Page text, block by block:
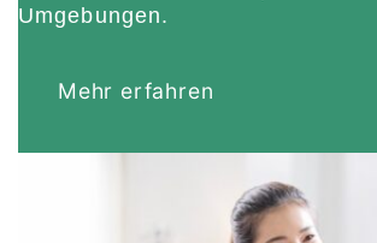
Umgebungen.
Mehr erfahren